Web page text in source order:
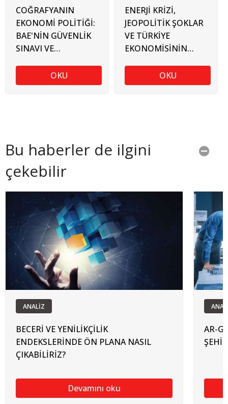
COĞRAFYANIN
EKONOMİ POLİTİĞİ:
BAE'NİN GÜVENLİK
SINAVI VE
İHRACAT DERİNLİĞİ
OKU
ENERJİ KRİZİ,
JEOPOLİTİK ŞOKLAR
VE TÜRKİYE
EKONOMİSİNİN
OKU
Bu haberler de ilgini
çekebilir
ANALİZ
BECERİ VE YENİLİKÇİLİK
ENDEKSLERİNDE ÖN PLANA NASIL
ÇIKABİLİRİZ?
Devamını oku
AR-